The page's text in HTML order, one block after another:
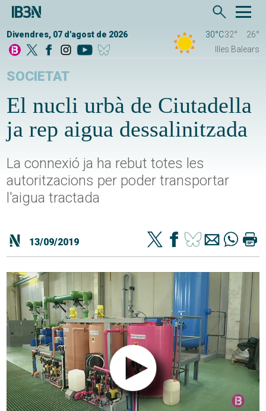
Divendres, 07 d'agost de 2026 30°C32°
26°
Illes Balears
SOCIETAT
El nucli urbà de Ciutadella
ja rep aigua dessalinitzada
La connexió ja ha rebut totes les
autoritzacions per poder transportar
l'aigua tractada
13/09/2019